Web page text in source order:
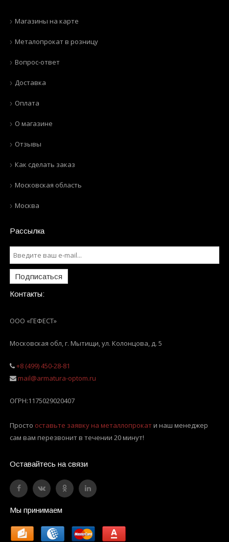
Магазины на карте
Металопрокат в розницу
Вопрос-ответ
Доставка
Оплата
О магазине
Отзывы
Как сделать заказ
Московская область
Москва
Рассылка
Подписаться
Контакты:
ООО «ГЕФЕСТ»
Московская обл, г. Мытищи,ул. Колонцова, д. 5
+8 (499) 450-28-81
mail@armatura-optom.ru
ОГРН:1175029020407
Просто оставьте заявку на металлопрокати наш менеджер
сам вам перезвонит в течении 20 минут!
Оставайтесь на связи
Мы принимаем